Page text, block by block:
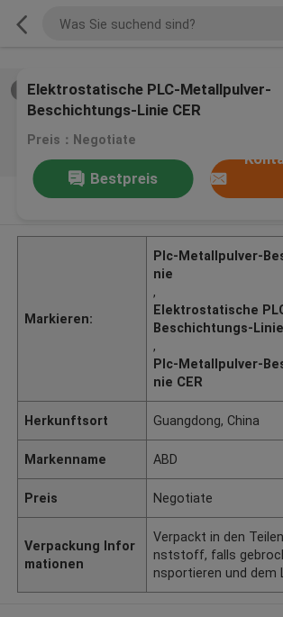
/ 0
Elektrostatische PLC-Metallpulver-
Beschichtungs-Linie CER
Preis：Negotiate
Bestpreis
PRODUKT-BESCHREIBUNG
Markieren:
Plc-Metallpulver-
nie
,
Elektrostatische
Beschichtungs-Linie
,
Plc-Metallpulver-
nie CER
Herkunftsort Guangdong, China
Markenname ABD
Preis Negotiate
Verpackung Infor
mationen
Verpackt in den
nststoff, falls
nsportieren und dem